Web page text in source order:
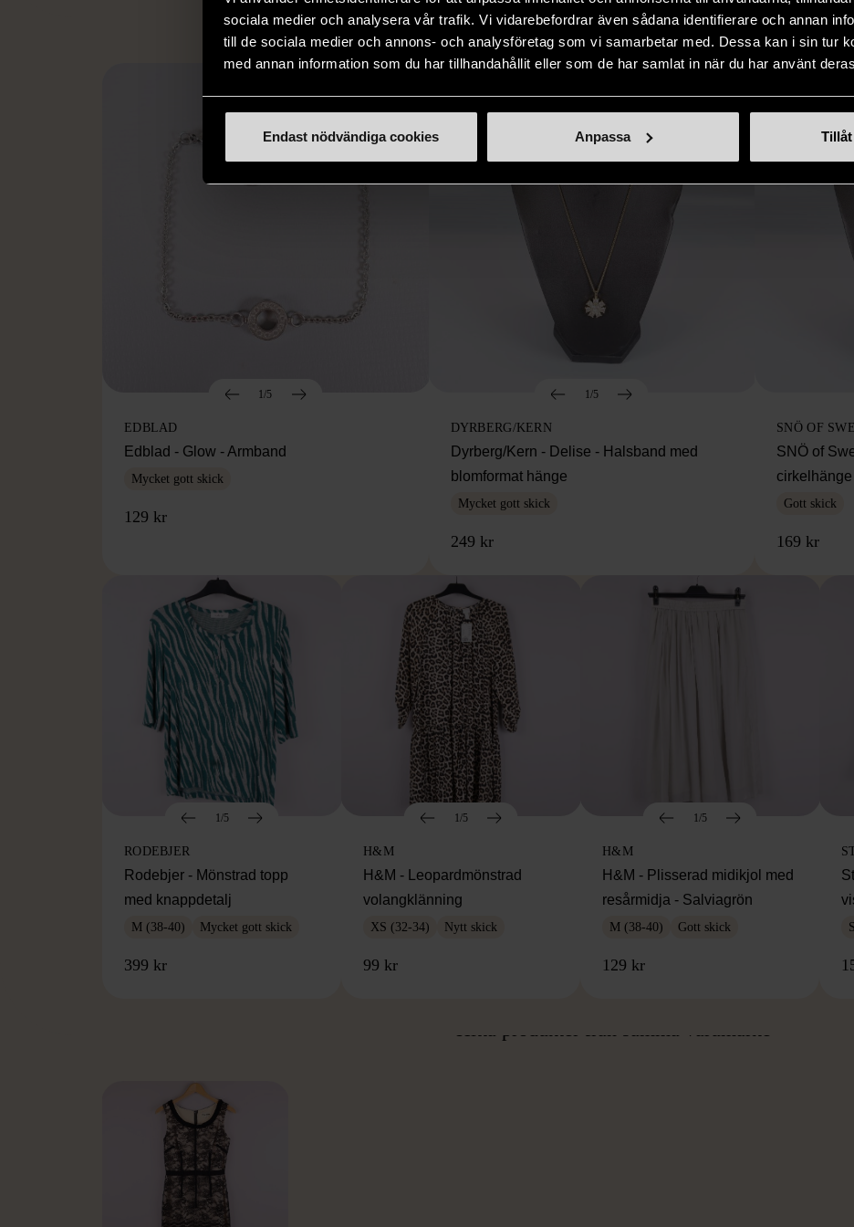
sociala medier och analysera vår trafik. Vi vidarebefordrar även sådana identifierare och annan
till de sociala medier och annons- och analysföretag som vi samarbetar med. Dessa kan i sin tur
med annan information som du har tillhandahållit eller som de har samlat in när du har använt
Endast nödvändiga cookies Anpassa
Hitta produkter som påminner om denna
1/5
EDBLAD
Edblad - Glow - Armband
Mycket gott skick
129 kr
1/5
DYRBERG/KERN
Dyrberg/Kern - Delise - Halsband med
blomformat hänge
Mycket gott skick
249 kr
SNÖ OF
SNÖ of
cirkelhänge
Gott skick
169 kr
1/5
RODEBJER
Rodebjer - Mönstrad topp
med knappdetalj
M (38-40) Mycket gott skick
399 kr
1/5
H&M
H&M - Leopardmönstrad
volangklänning
XS (32-34) Nytt skick
99 kr
1/5
H&M
H&M - Plisserad midikjol med
resårmidja - Salviagrön
M (38-40) Gott skick
129 kr
Hitta produkter från samma varumärke